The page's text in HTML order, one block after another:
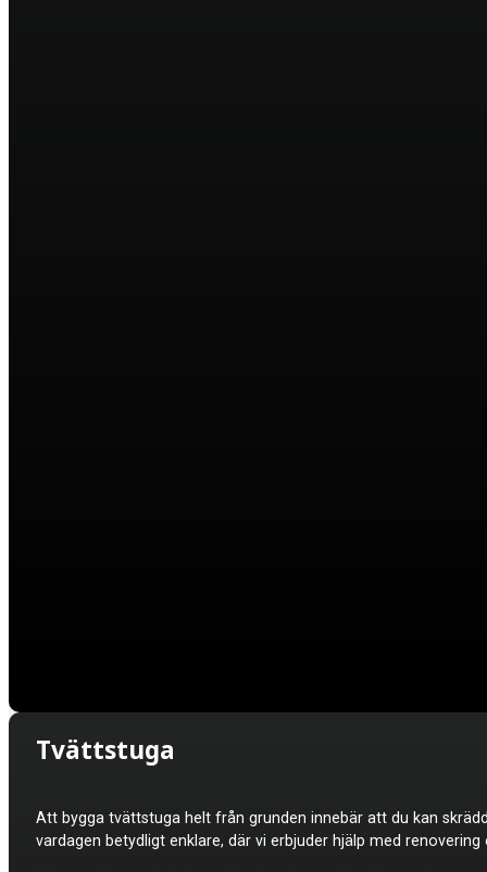
Tvättstuga
Att bygga tvättstuga helt från grunden innebär att du kan
vardagen betydligt enklare, där vi erbjuder hjälp med